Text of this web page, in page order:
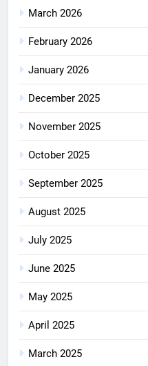
March 2026
February 2026
January 2026
December 2025
November 2025
October 2025
September 2025
August 2025
July 2025
June 2025
May 2025
April 2025
March 2025